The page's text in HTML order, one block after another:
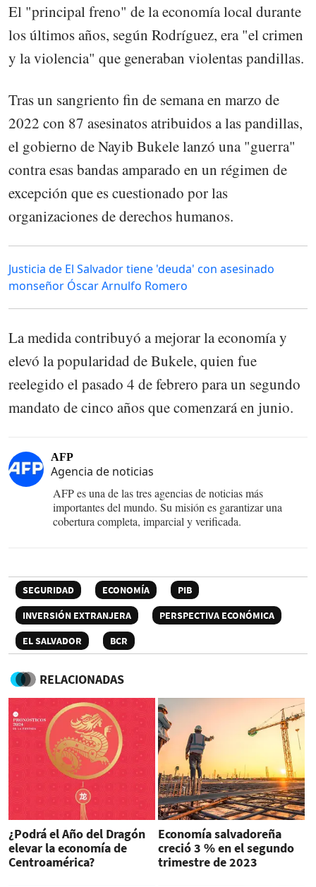
El "principal freno" de la economía local durante
los últimos años, según Rodríguez, era "el crimen
y la violencia" que generaban violentas pandillas.
Tras un sangriento fin de semana en marzo de
2022 con 87 asesinatos atribuidos a las pandillas,
el gobierno de Nayib Bukele lanzó una "guerra"
contra esas bandas amparado en un régimen de
excepción que es cuestionado por las
organizaciones de derechos humanos.
Justicia de El Salvador tiene 'deuda' con asesinado
monseñor Óscar Arnulfo Romero
La medida contribuyó a mejorar la economía y
elevó la popularidad de Bukele, quien fue
reelegido el pasado 4 de febrero para un segundo
mandato de cinco años que comenzará en junio.
AFP
Agencia de noticias
AFP es una de las tres agencias de noticias más
importantes del mundo. Su misión es garantizar una
cobertura completa, imparcial y verificada.
SEGURIDAD ECONOMÍA
PIB
INVERSIÓN EXTRANJERA
PERSPECTIVA ECONÓMICA
EL SALVADOR
BCR
RELACIONADAS
¿Podrá el Año del Dragón
elevar la economía de
Centroamérica?
Economía salvadoreña
creció 3 % en el segundo
trimestre de 2023